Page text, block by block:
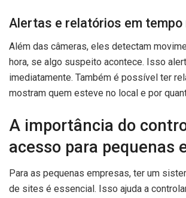
Alertas e relatórios em tempo
Além das câmeras, eles detectam
hora, se algo suspeito acontece. Isso
imediatamente. Também é possível ter
mostram quem esteve no local e por
A importância do
acesso para pequenas
Para as pequenas empresas, ter um
de sites é essencial. Isso ajuda a